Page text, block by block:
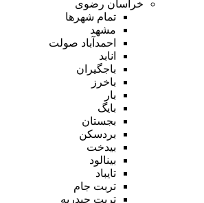
خراسان رضوی
تمام شهر‌ها
مشهد
احمدآباد صولت
انابد
باجگیران
باخرز
بار
بایگ
بجستان
بردسکن
بیدخت
بینالود
تایباد
تربت جام
تربت حیدریه